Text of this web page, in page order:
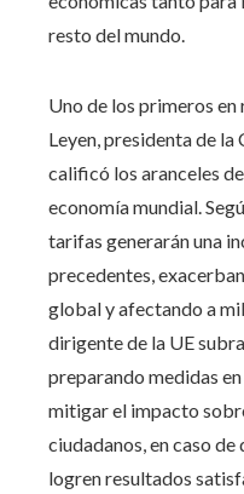
resto del mundo.
Uno de los primeros
Leyen, presidenta de la
calificó los aranceles
economía mundial.
tarifas generarán una
precedentes,
global y afectando a
dirigente de la UE
preparando medidas
mitigar el impacto
ciudadanos, en caso de
logren resultados